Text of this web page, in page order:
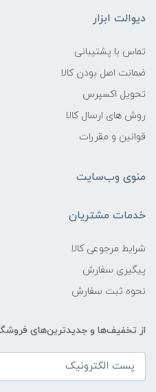
دیوالت ابزار
تماس با پشتیبانی
ضمانت اصل بودن کالا
تحویل اکسپرس
روش های ارسال کالا
قوانین و مقررات
منوی وب‌سایت
خدمات مشتریان
شرایط مرجوعی کالا
پیگیری سفارش
نحوه ثبت سفارش
از تخفیف‌ها و جدیدترین‌های